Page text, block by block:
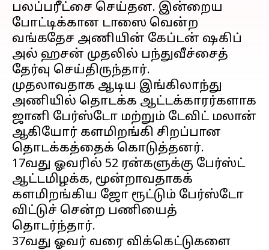
பலப்பரீட்சை செய்தன. இன்றைய
போட்டிக்கான டாஸை வென்ற
வங்கதேச அணியின் கேப்டன் ஷகிப்
அல் ஹசன் முதலில் பந்துவீச்சைத்
தேர்வு செய்திருந்தார்.
முதலாவதாக ஆடிய இங்கிலாந்து
அணியில் தொடக்க ஆட்டக்காரர்களாக
ஜானி பேர்ஸ்டோ மற்றும் டேவிட் மலான்
ஆகியோர் களமிறங்கி சிறப்பான
தொடக்கத்தைக் கொடுத்தனர்.
17வது ஓவரில் 52 ரன்களுக்கு பேர்ஸ்ட்
ஆட்டமிழக்க, மூன்றாவதாகக்
களமிறங்கிய ஜோ ரூட்டும் பேர்ஸ்டோ
விட்டுச் சென்ற பணியைத்
தொடர்ந்தார்.
37வது ஓவர் வரை விக்கெட்டுகளை